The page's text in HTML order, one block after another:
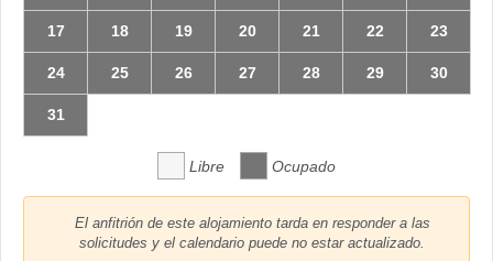
17 18 19 20 21 22 23
24 25 26 27 28 29 30
31
Libre Ocupado
El anfitrión de este alojamiento tarda en responder a las
solicitudes y el calendario puede no estar actualizado.